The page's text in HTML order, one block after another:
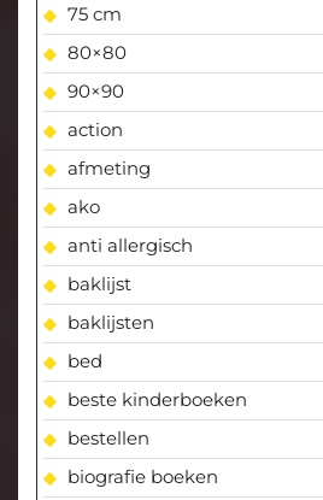
75 cm
80×80
90×90
action
afmeting
ako
anti allergisch
baklijst
baklijsten
bed
beste kinderboeken
bestellen
biografie boeken